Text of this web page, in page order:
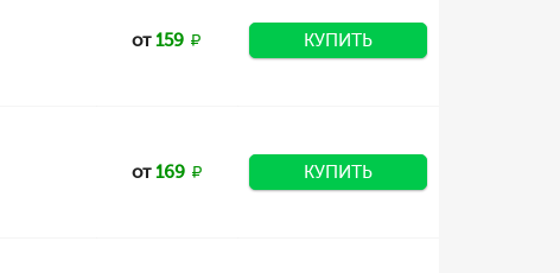
от159 КУПИТЬ
от169 КУПИТЬ